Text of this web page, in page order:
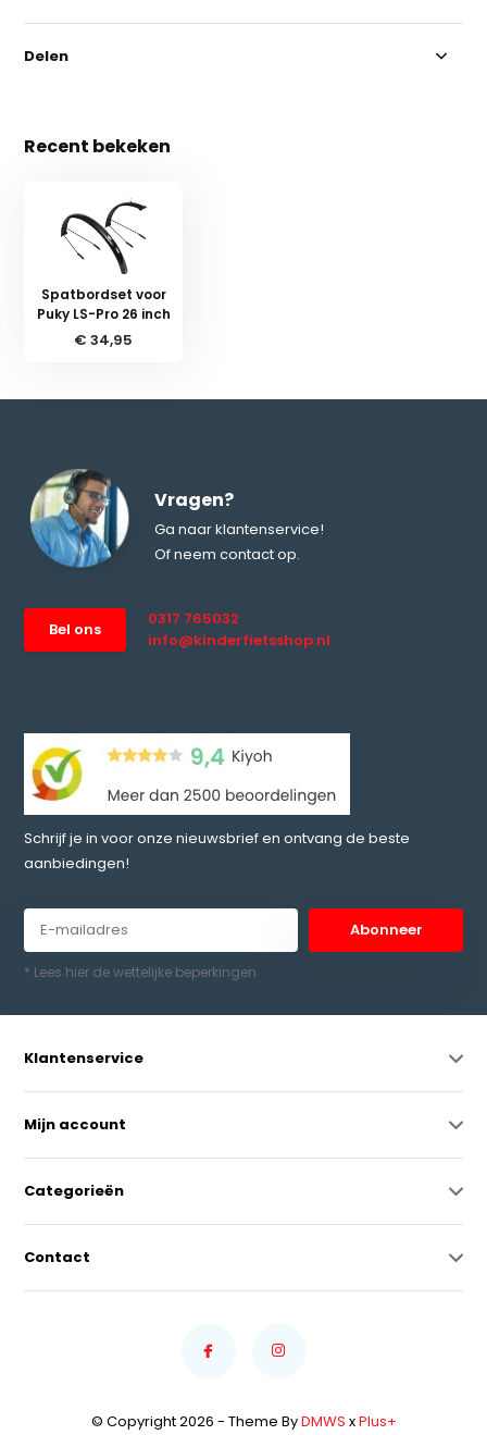
Delen
Recent bekeken
Spatbordset voor
Puky LS-Pro 26 inch
€ 34,95
Vragen?
Ga naar klantenservice!
Of neem contact op.
Bel ons
0317 765032
info@kinderfietsshop.nl
Schrijf je in voor onze nieuwsbrief en ontvang de beste
aanbiedingen!
Abonneer
* Lees hier de wettelijke beperkingen
Klantenservice
Mijn account
Categorieën
Contact
© Copyright 2026 - Theme ByDMWS xPlus+